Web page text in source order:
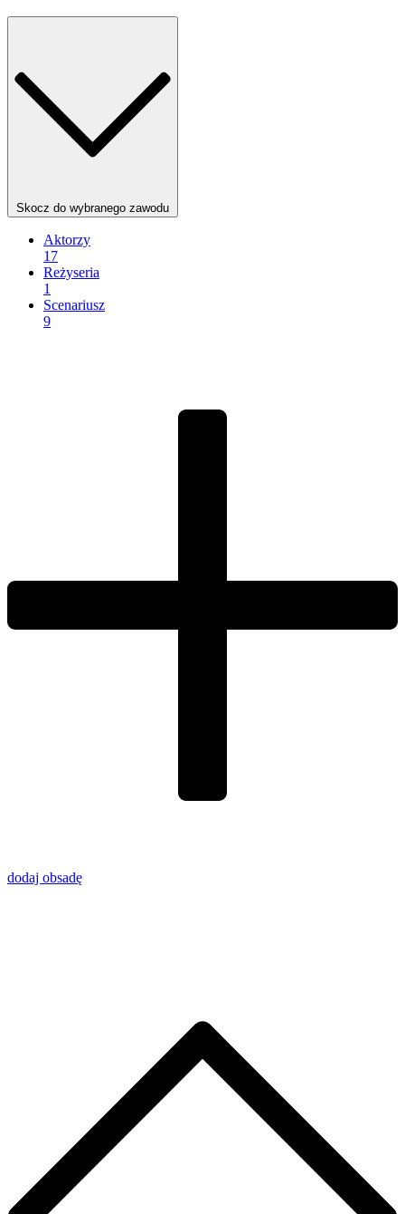
Skocz do wybranego zawodu
Aktorzy
17
Reżyseria
1
Scenariusz
9
dodaj obsadę